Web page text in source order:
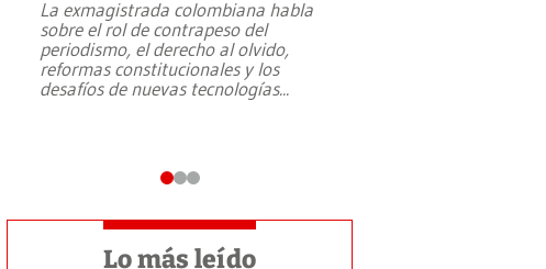
La exmagistrada colombiana habla
sobre el rol de contrapeso del
periodismo, el derecho al olvido,
reformas constitucionales y los
desafíos de nuevas tecnologías...
Lo más leído